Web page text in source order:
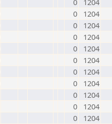
0
1204
0
1204
0
1204
0
1204
0
1204
0
1204
0
1204
0
1204
0
1204
0
1204
0
1204